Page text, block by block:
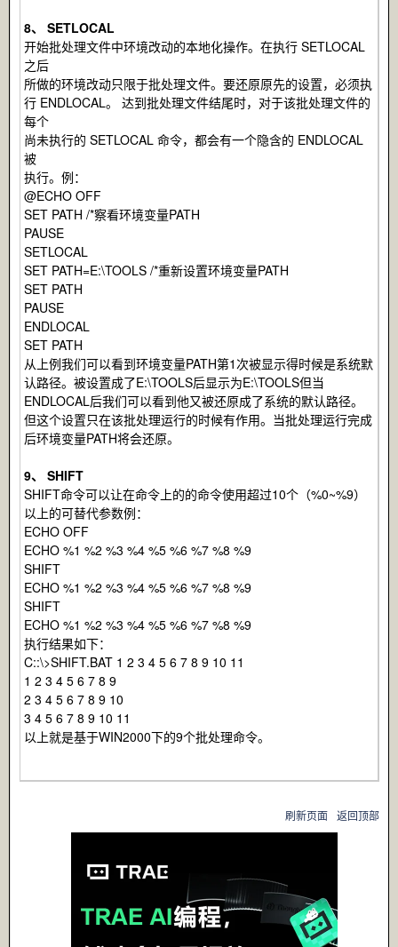
8、 SETLOCAL
开始批处理文件中环境改动的本地化操作。在执行 SETLOCAL
之后
所做的环境改动只限于批处理文件。要还原原先的设置，必须执
行 ENDLOCAL。 达到批处理文件结尾时，对于该批处理文件的
每个
尚未执行的 SETLOCAL 命令，都会有一个隐含的 ENDLOCAL
被
执行。例：
@ECHO OFF
SET PATH /*察看环境变量PATH
PAUSE
SETLOCAL
SET PATH=E:\TOOLS /*重新设置环境变量PATH
SET PATH
PAUSE
ENDLOCAL
SET PATH
从上例我们可以看到环境变量PATH第1次被显示得时候是系统默
认路径。被设置成了E:\TOOLS后显示为E:\TOOLS但当
ENDLOCAL后我们可以看到他又被还原成了系统的默认路径。
但这个设置只在该批处理运行的时候有作用。当批处理运行完成
后环境变量PATH将会还原。
9、 SHIFT
SHIFT命令可以让在命令上的的命令使用超过10个（%0~%9）
以上的可替代参数例：
ECHO OFF
ECHO %1 %2 %3 %4 %5 %6 %7 %8 %9
SHIFT
ECHO %1 %2 %3 %4 %5 %6 %7 %8 %9
SHIFT
ECHO %1 %2 %3 %4 %5 %6 %7 %8 %9
执行结果如下：
C::\>SHIFT.BAT 1 2 3 4 5 6 7 8 9 10 11
1 2 3 4 5 6 7 8 9
2 3 4 5 6 7 8 9 10
3 4 5 6 7 8 9 10 11
以上就是基于WIN2000下的9个批处理命令。
刷新页面 返回顶部